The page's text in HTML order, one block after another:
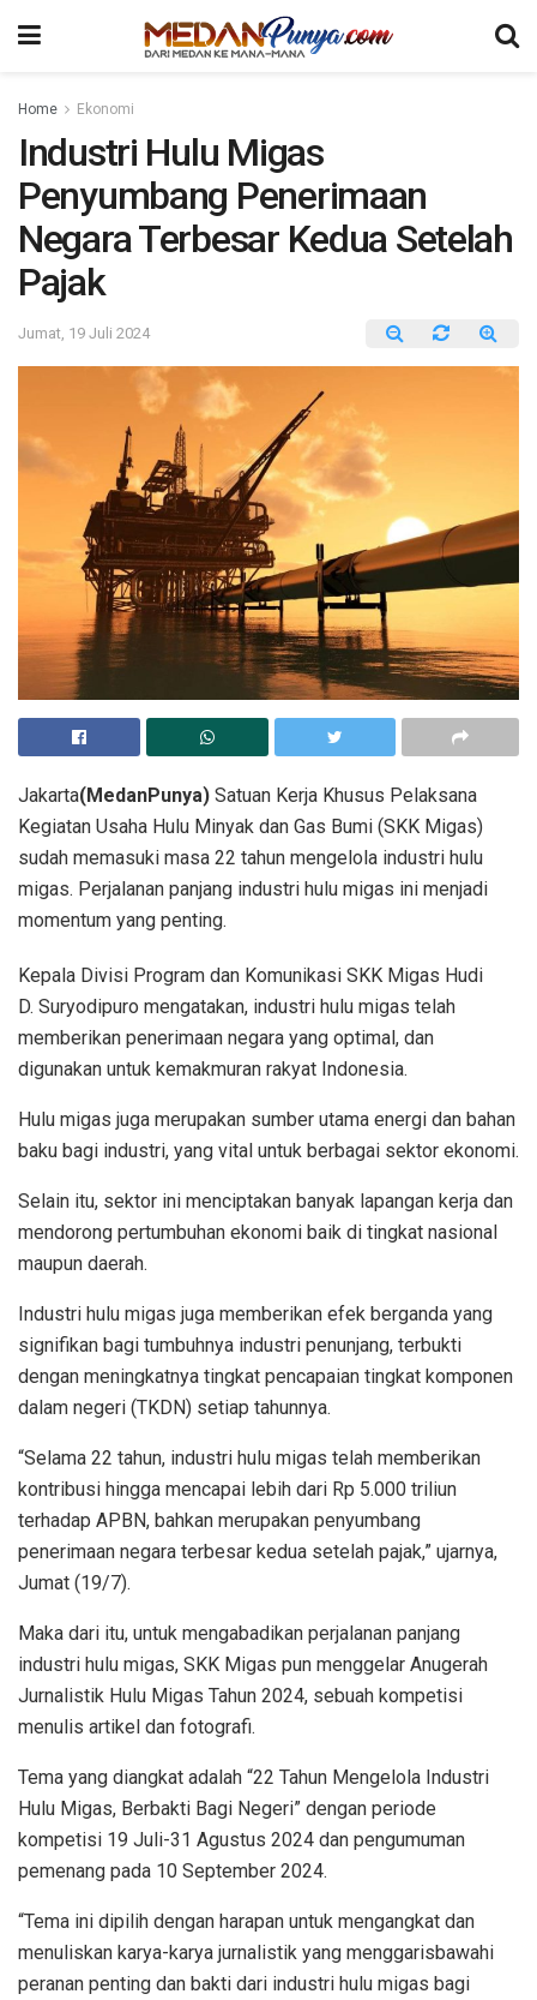
Home Ekonomi
Industri Hulu Migas
Penyumbang Penerimaan
Negara Terbesar Kedua Setelah
Pajak
Jumat, 19 Juli 2024
Jakarta(MedanPunya) Satuan Kerja Khusus Pelaksana
Kegiatan Usaha Hulu Minyak dan Gas Bumi (SKK Migas)
sudah memasuki masa 22 tahun mengelola industri hulu
migas. Perjalanan panjang industri hulu migas ini menjadi
momentum yang penting.
Kepala Divisi Program dan Komunikasi SKK Migas Hudi
D. Suryodipuro mengatakan, industri hulu migas telah
memberikan penerimaan negara yang optimal, dan
digunakan untuk kemakmuran rakyat Indonesia.
Hulu migas juga merupakan sumber utama energi dan bahan
baku bagi industri, yang vital untuk berbagai sektor ekonomi.
Selain itu, sektor ini menciptakan banyak lapangan kerja dan
mendorong pertumbuhan ekonomi baik di tingkat nasional
maupun daerah.
Industri hulu migas juga memberikan efek berganda yang
signifikan bagi tumbuhnya industri penunjang, terbukti
dengan meningkatnya tingkat pencapaian tingkat komponen
dalam negeri (TKDN) setiap tahunnya.
“Selama 22 tahun, industri hulu migas telah memberikan
kontribusi hingga mencapai lebih dari Rp 5.000 triliun
terhadap APBN, bahkan merupakan penyumbang
penerimaan negara terbesar kedua setelah pajak,” ujarnya,
Jumat (19/7).
Maka dari itu, untuk mengabadikan perjalanan panjang
industri hulu migas, SKK Migas pun menggelar Anugerah
Jurnalistik Hulu Migas Tahun 2024, sebuah kompetisi
menulis artikel dan fotografi.
Tema yang diangkat adalah “22 Tahun Mengelola Industri
Hulu Migas, Berbakti Bagi Negeri” dengan periode
kompetisi 19 Juli-31 Agustus 2024 dan pengumuman
pemenang pada 10 September 2024.
“Tema ini dipilih dengan harapan untuk mengangkat dan
menuliskan karya-karya jurnalistik yang menggarisbawahi
peranan penting dan bakti dari industri hulu migas bagi